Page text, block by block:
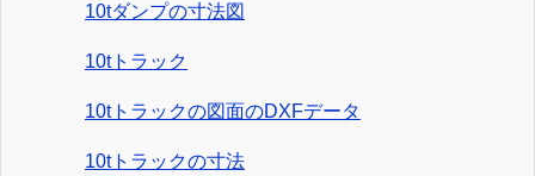
10tダンプの寸法図
10tトラック
10tトラックの図面のDXFデータ
10tトラックの寸法